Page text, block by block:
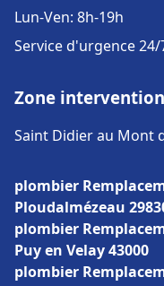
Lun-Ven: 8h-19h
Service d'urgence 24/
Zone intervention
Saint Didier au Mont
plombier
Ploudalmézeau
plombier
Puy en Velay 43000
plombier